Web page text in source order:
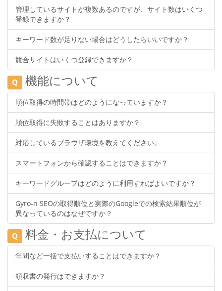
管理しているサイトが複数あるのですが、サイト数はいくつ
登録できますか？
キーワード数が足りない場合はどうしたらいいですか？
競合サイトはいくつ登録できますか？
Q 機能について
順位取得の時間帯はどのようになっていますか？
順位取得に失敗することはありますか？
対応しているブラウザ環境を教えてください。
スマートフォンから確認することはできますか？
キーワードグループはどのように利用すればよいですか？
Gyro-n SEOの取得順位と実際のGoogleでの検索結果順位が
異なっているのはなぜですか？
Q 料金・お支払について
年間など一括で支払いすることはできますか？
領収書の発行はできますか？